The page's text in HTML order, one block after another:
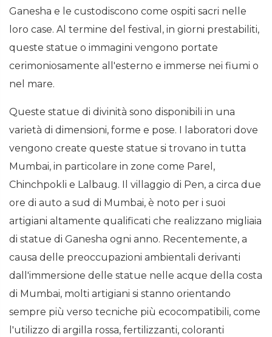
Ganesha e le custodiscono come ospiti sacri nelle
loro case. Al termine del festival, in giorni prestabiliti,
queste statue o immagini vengono portate
cerimoniosamente all'esterno e immerse nei fiumi o
nel mare.
Queste statue di divinità sono disponibili in una
varietà di dimensioni, forme e pose. I laboratori dove
vengono create queste statue si trovano in tutta
Mumbai, in particolare in zone come Parel,
Chinchpokli e Lalbaug. Il villaggio di Pen, a circa due
ore di auto a sud di Mumbai, è noto per i suoi
artigiani altamente qualificati che realizzano migliaia
di statue di Ganesha ogni anno. Recentemente, a
causa delle preoccupazioni ambientali derivanti
dall'immersione delle statue nelle acque della costa
di Mumbai, molti artigiani si stanno orientando
sempre più verso tecniche più ecocompatibili, come
l'utilizzo di argilla rossa, fertilizzanti, coloranti